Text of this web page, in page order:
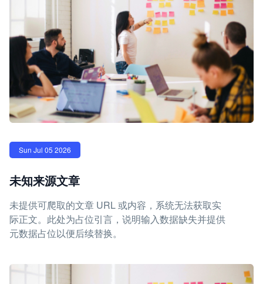
Sun Jul 05 2026
未知来源文章
未提供可爬取的文章 URL 或内容，系统无法获取实
际正文。此处为占位引言，说明输入数据缺失并提供
元数据占位以便后续替换。